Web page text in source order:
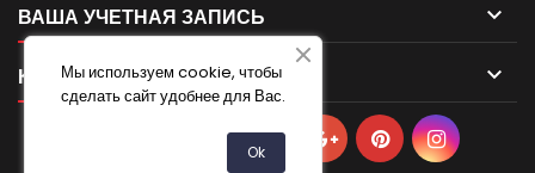
ВАША УЧЕТНАЯ ЗАПИСЬ 
КОНТАКТ 
Мы используем cookie, чтобы
сделать сайт удобнее для Вас.
Ok